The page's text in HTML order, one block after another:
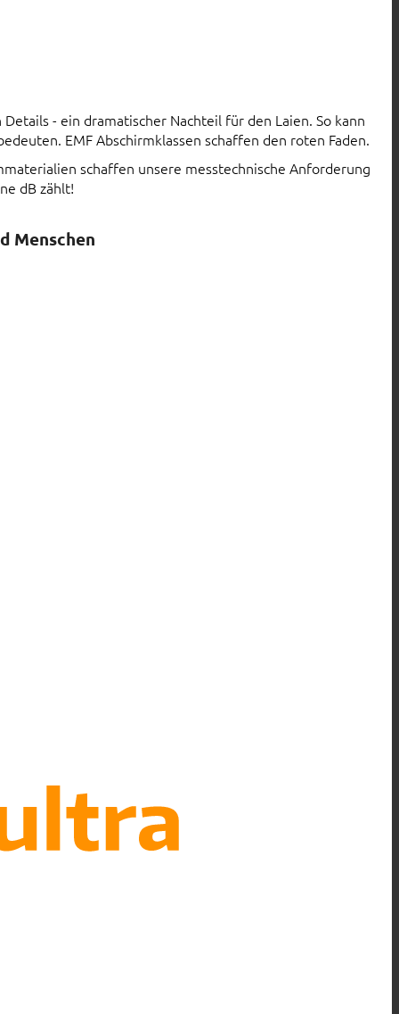
- ein dramatischer Nachteil für den Laien. So kann
EMF Abschirmklassen schaffen den roten Faden.
schaffen unsere messtechnische Anforderung
dB zählt!
Menschen